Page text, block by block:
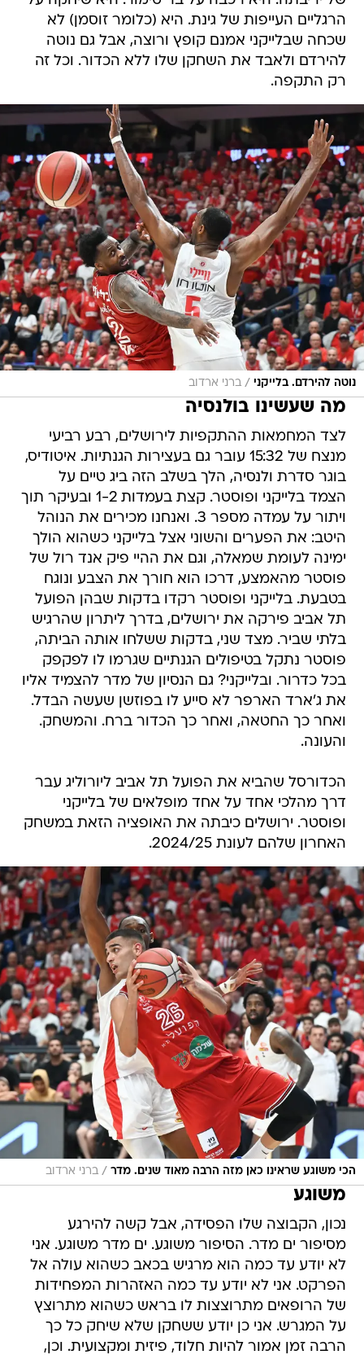
הרגליים העייפות של גינת. היא (כלומר זוסמן) לא
שכחה שבלייקני אמנם קופץ ורוצה, אבל גם נוטה
להירדם ולאבד את השחקן שלו ללא הכדור. וכל זה
רק התקפה.
נוטה להירדם. בלייקני / ברני ארדוב
מה שעשינו בולנסיה
לצד המחמאות ההתקפיות לירושלים, רבע רביעי
מנצח של 15:32 עובר גם בעצירות הגנתיות. איטודיס,
בוגר סדרת ולנסיה, הלך בשלב הזה ביג טיים על
הצמד בלייקני ופוסטר. קצת בעמדות 1-2 ובעיקר תוך
ויתור על עמדה מספר 3. ואנחנו מכירים את הנוהל
היטב: את הפערים והשוני אצל בלייקני כשהוא הולך
ימינה לעומת שמאלה, וגם את ההיי פיק אנד רול של
פוסטר מהאמצע, דרכו הוא חורך את הצבע ונוגח
בטבעת. בלייקני ופוסטר רקדו בדקות שבהן הפועל
תל אביב פירקה את ירושלים, בדרך ליתרון שהרגיש
בלתי שביר. מצד שני, בדקות ששלחו אותה הביתה,
פוסטר נתקל בטיפולים הגנתיים שגרמו לו לפקפק
בכל כדרור. ובלייקני? גם הנסיון של מדר להצמיד אליו
את ג'ארד הארפר לא סייע לו בפוזשן שעשה הבדל.
ואחר כך החטאה, ואחר כך הכדור ברח. והמשחק.
והעונה.
הכדורסל שהביא את הפועל תל אביב ליורוליג עבר
דרך מהלכי אחד על אחד מופלאים של בלייקני
ופוסטר. ירושלים כיבתה את האופציה הזאת במשחק
האחרון שלהם לעונת 2024/25.
הכי משוגע שראינו כאן מזה הרבה מאוד שנים. מדר / ברני ארדוב
משוגע
נכון, הקבוצה שלו הפסידה, אבל קשה להירגע
מסיפור ים מדר. הסיפור משוגע. ים מדר משוגע. אני
לא יודע עד כמה הוא מרגיש בכאב כשהוא עולה אל
הפרקט. אני לא יודע עד כמה האזהרות המפחידות
של הרופאים מתרוצצות לו בראש כשהוא מתרוצץ
על המגרש. אני כן יודע ששחקן שלא שיחק כל כך
הרבה זמן אמור להיות חלוד, פיזית ומקצועית. וכן,